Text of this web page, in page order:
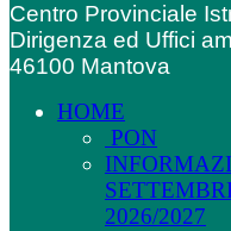
Centro Provinciale
Dirigenza ed Uffici
46100 Mantova
HOME
PON
2026/2027